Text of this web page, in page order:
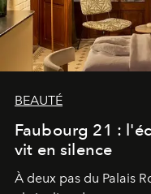
BEAUTÉ
Faubourg 21 :
vit en silence
À deux pas du Palais